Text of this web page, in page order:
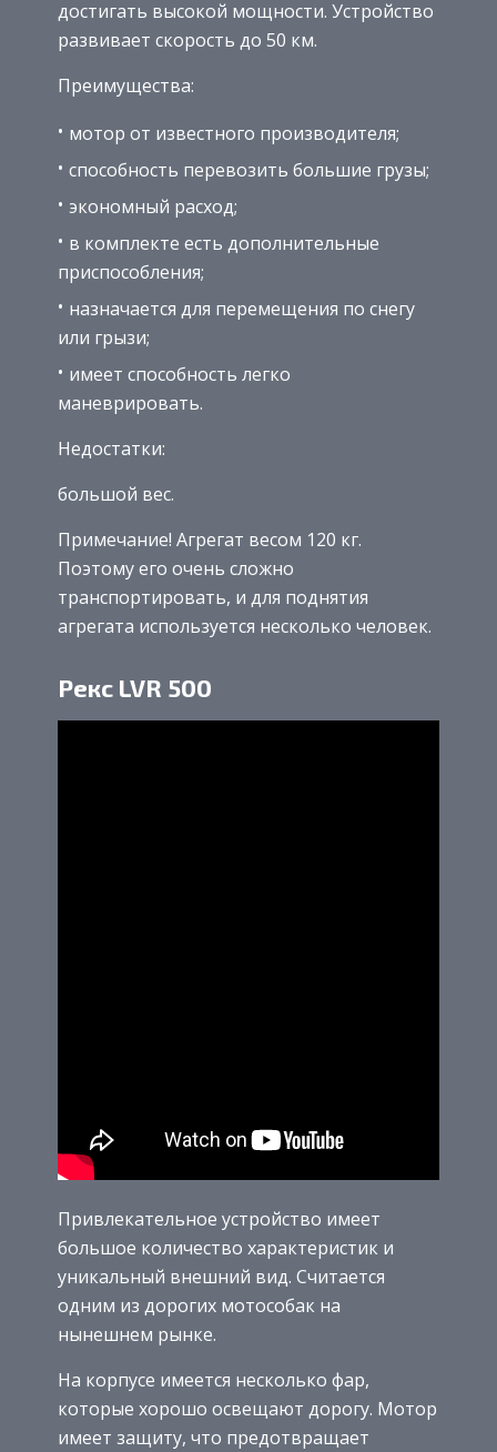
достигать высокой мощности. Устройство
развивает скорость до 50 км.
Преимущества:
мотор от известного производителя;
способность перевозить большие грузы;
экономный расход;
в комплекте есть дополнительные
приспособления;
назначается для перемещения по снегу
или грызи;
имеет способность легко
маневрировать.
Недостатки:
большой вес.
Примечание! Агрегат весом 120 кг.
Поэтому его очень сложно
транспортировать, и для поднятия
агрегата используется несколько человек.
Рекс LVR 500
Привлекательное устройство имеет
большое количество характеристик и
уникальный внешний вид. Считается
одним из дорогих мотособак на
нынешнем рынке.
На корпусе имеется несколько фар,
которые хорошо освещают дорогу. Мотор
имеет защиту, что предотвращает